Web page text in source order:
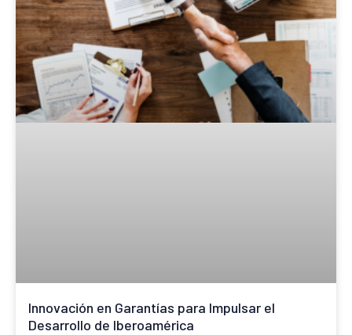
Innovación en Garantías para Impulsar el
Desarrollo de Iberoamérica